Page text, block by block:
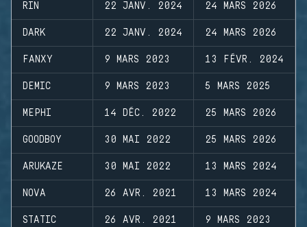
RIN 22 JANV. 2024 24 MARS 2026
DARK 22 JANV. 2024 24 MARS 2026
FANXY 9 MARS 2023 13 FÉVR. 2024
DEMIC 9 MARS 2023 5 MARS 2025
MEPHI 14 DÉC. 2022 25 MARS 2026
GOODBOY 30 MAI 2022 25 MARS 2026
ARUKAZE 30 MAI 2022 13 MARS 2024
NOVA 26 AVR. 2021 13 MARS 2024
STATIC 26 AVR. 2021 9 MARS 2023